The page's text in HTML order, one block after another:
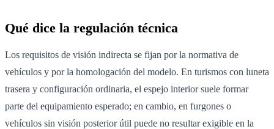
Qué dice la regulación técnica
Los requisitos de visión indirecta se fijan por la normativa de
vehículos y por la homologación del modelo. En turismos con luneta
trasera y configuración ordinaria, el espejo interior suele formar
parte del equipamiento esperado; en cambio, en furgones o
vehículos sin visión posterior útil puede no resultar exigible en la